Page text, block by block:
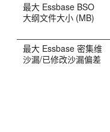
最大 Essbase BSO
大纲文件大小 (MB)
最大 Essbase 密集维
沙漏/已修改沙漏偏差